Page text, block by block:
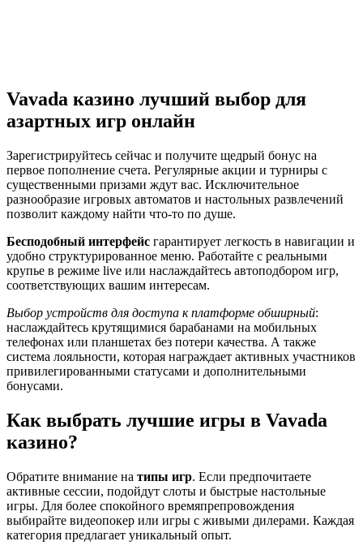
Vavada казино лучший выбор для
азартных игр онлайн
Зарегистрируйтесь сейчас и получите щедрый бонус на
первое пополнение счета. Регулярные акции и турниры с
существенными призами ждут вас. Исключительное
разнообразие игровых автоматов и настольных развлечений
позволит каждому найти что-то по душе.
Бесподобный интерфейс гарантирует легкость в навигации и
удобно структурированное меню. Работайте с реальными
крупье в режиме live или наслаждайтесь автоподбором игр,
соответствующих вашим интересам.
Выбор устройств для доступа к платформе обширный:
наслаждайтесь крутящимися барабанами на мобильных
телефонах или планшетах без потери качества. А также
система лояльности, которая награждает активных участников
привилегированными статусами и дополнительными
бонусами.
Как выбрать лучшие игры в Vavada
казино?
Обратите внимание на типы игр. Если предпочитаете
активные сессии, подойдут слоты и быстрые настольные
игры. Для более спокойного времяпрепровождения
выбирайте видеопокер или игры с живыми дилерами. Каждая
категория предлагает уникальный опыт.